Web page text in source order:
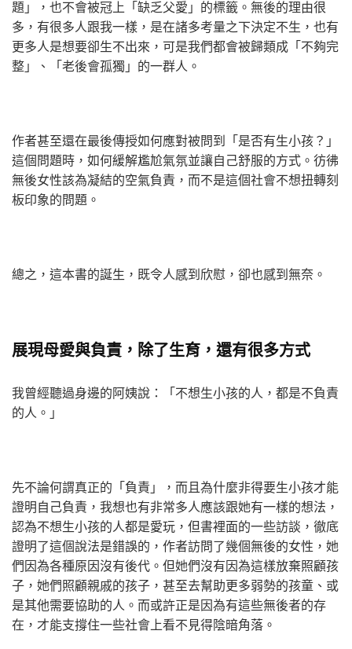
題」，也不會被冠上「缺乏父愛」的標籤。無後的理由很
多，有很多人跟我一樣，是在諸多考量之下決定不生，也有
更多人是想要卻生不出來，可是我們都會被歸類成「不夠完
整」、「老後會孤獨」的一群人。
作者甚至還在最後傳授如何應對被問到「是否有生小孩？」
這個問題時，如何緩解尷尬氣氛並讓自己舒服的方式。彷彿
無後女性該為凝結的空氣負責，而不是這個社會不想扭轉刻
板印象的問題。
總之，這本書的誕生，既令人感到欣慰，卻也感到無奈。
展現母愛與負責，除了生育，還有很多方式
我曾經聽過身邊的阿姨說：「不想生小孩的人，都是不負責
的人。」
先不論何謂真正的「負責」，而且為什麼非得要生小孩才能
證明自己負責，我想也有非常多人應該跟她有一樣的想法，
認為不想生小孩的人都是愛玩，但書裡面的一些訪談，徹底
證明了這個說法是錯誤的，作者訪問了幾個無後的女性，她
們因為各種原因沒有後代。但她們沒有因為這樣放棄照顧孩
子，她們照顧親戚的孩子，甚至去幫助更多弱勢的孩童、或
是其他需要協助的人。而或許正是因為有這些無後者的存
在，才能支撐住一些社會上看不見得陰暗角落。